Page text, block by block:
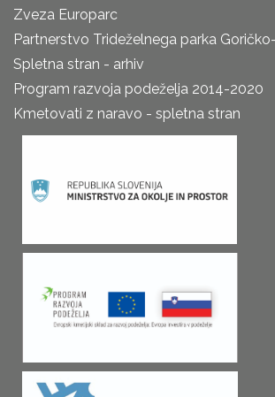
Zveza Europarc
Partnerstvo Trideželnega parka
Spletna stran - arhiv
Program razvoja podeželja 2014-2020
Kmetovati z naravo - spletna stran